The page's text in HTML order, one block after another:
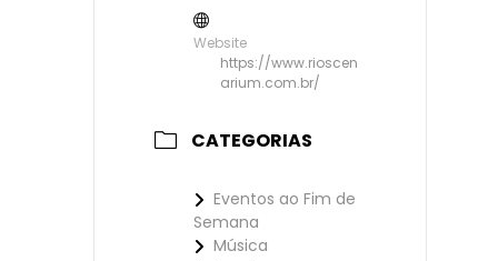
Website
https://www.rioscen
arium.com.br/
CATEGORIAS
Eventos ao Fim de
Semana
Música